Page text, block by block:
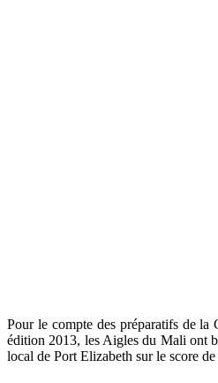
Pour le compte des préparatifs de la
édition 2013, les Aigles du Mali ont
local de Port Elizabeth sur le score de